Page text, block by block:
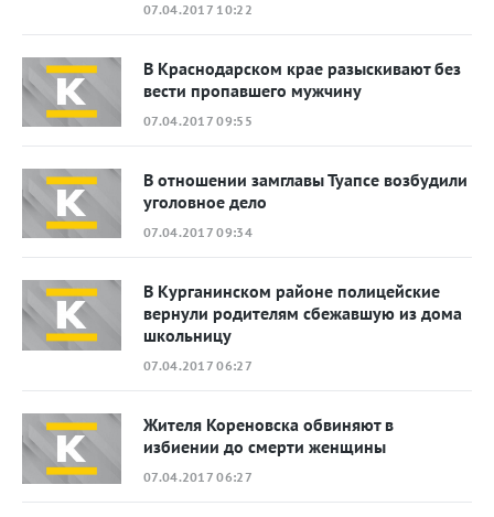
07.04.2017 10:22
В Краснодарском крае разыскивают без
вести пропавшего мужчину
07.04.2017 09:55
В отношении замглавы Туапсе возбудили
уголовное дело
07.04.2017 09:34
В Курганинском районе полицейские
вернули родителям сбежавшую из дома
школьницу
07.04.2017 06:27
Жителя Кореновска обвиняют в
избиении до смерти женщины
07.04.2017 06:27